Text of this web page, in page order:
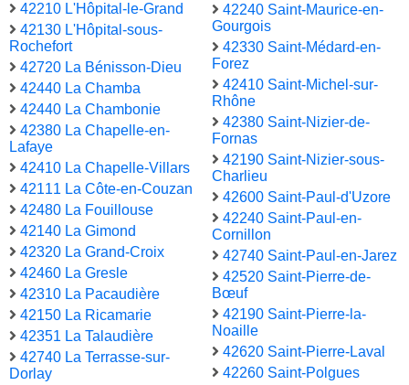
42210 L'Hôpital-le-Grand
42130 L'Hôpital-sous-
Rochefort
42720 La Bénisson-Dieu
42440 La Chamba
42440 La Chambonie
42380 La Chapelle-en-
Lafaye
42410 La Chapelle-Villars
42111 La Côte-en-Couzan
42480 La Fouillouse
42140 La Gimond
42320 La Grand-Croix
42460 La Gresle
42310 La Pacaudière
42150 La Ricamarie
42351 La Talaudière
42740 La Terrasse-sur-
Dorlay
42240 Saint-Maurice-en-
Gourgois
42330 Saint-Médard-en-
Forez
42410 Saint-Michel-sur-
Rhône
42380 Saint-Nizier-de-
Fornas
42190 Saint-Nizier-sous-
Charlieu
42600 Saint-Paul-d'Uzore
42240 Saint-Paul-en-
Cornillon
42740 Saint-Paul-en-Jarez
42520 Saint-Pierre-de-
Bœuf
42190 Saint-Pierre-la-
Noaille
42620 Saint-Pierre-Laval
42260 Saint-Polgues